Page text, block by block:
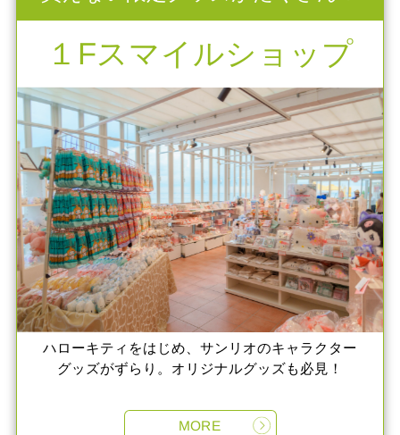
１Fスマイルショップ
ハローキティをはじめ、サンリオのキャラクター
グッズがずらり。オリジナルグッズも必見！
MORE